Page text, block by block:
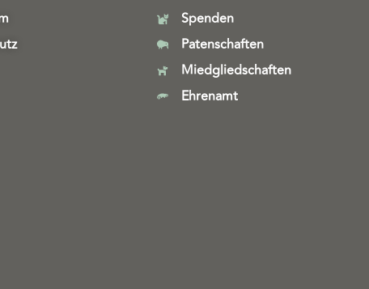
Spenden
Patenschaften
Miedgliedschaften
Ehrenamt